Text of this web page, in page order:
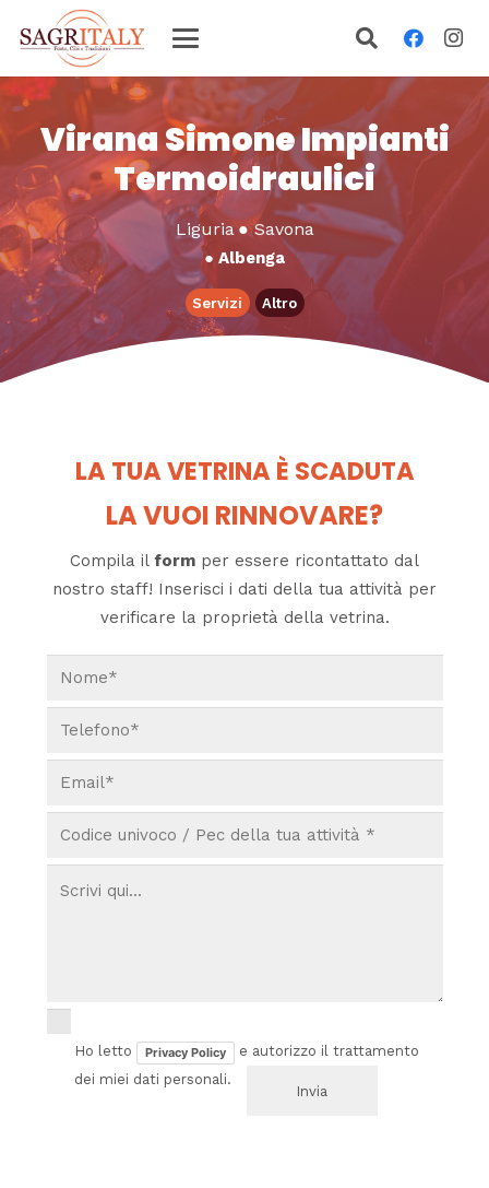
Virana Simone Impianti
Termoidraulici
Liguria ●Savona
● Albenga
Servizi Altro
LA TUA VETRINA È SCADUTA
LA VUOI RINNOVARE?
Compila il form per essere ricontattato dal
nostro staff! Inserisci i dati della tua attività per
verificare la proprietà della vetrina.
Ho letto Privacy Policy
e autorizzo il trattamento
dei miei dati personali.